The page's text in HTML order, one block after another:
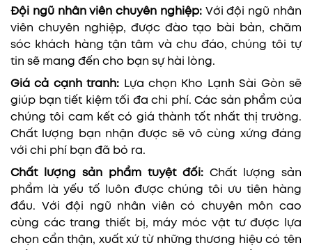
Đội ngũ nhân viên chuyên nghiệp: Với đội ngũ nhân
viên chuyên nghiệp, được đào tạo bài bản, chăm
sóc khách hàng tận tâm và chu đáo, chúng tôi tự
tin sẽ mang đến cho bạn sự hài lòng.
Giá cả cạnh tranh:
Lựa chọn Kho Lạnh Sài Gòn sẽ
giúp bạn tiết kiệm tối đa chi phí. Các sản phẩm của
chúng tôi cam kết có giá thành tốt nhất thị trường.
Chất lượng bạn nhận được sẽ vô cùng xứng đáng
với chi phí bạn đã bỏ ra.
Chất lượng sản phẩm tuyệt đối: Chất lượng sản
phẩm là yếu tố luôn được chúng tôi ưu tiên hàng
đầu. Với đội ngũ nhân viên có chuyên môn cao
cùng các trang thiết bị, máy móc vật tư được lựa
chọn cẩn thận, xuất xứ từ những thương hiệu có tên